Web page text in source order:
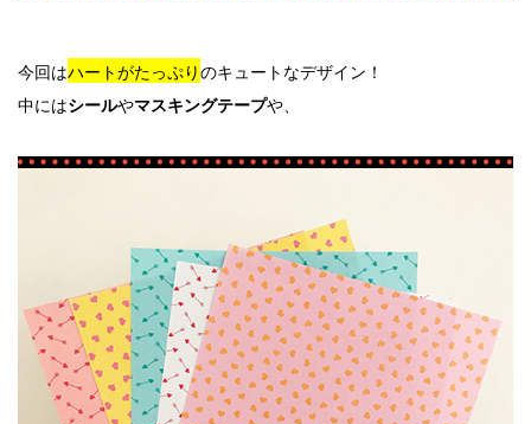
今回はハートがたっぷりのキュートなデザイン！
中にはシールやマスキングテープや、